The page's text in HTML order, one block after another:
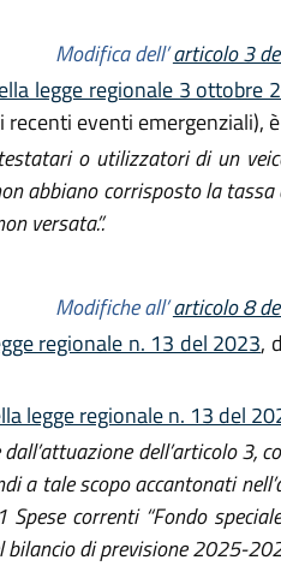
Modifica dell’articolo 3
legge regionale 3 ottobre
eventi emergenziali),
o utilizzatori di un
abbiano corrisposto la
versata.”.
Modifiche all’articolo 8
regionale n. 13 del 2023,
legge regionale n. 13 del
dell’articolo 3,
a tale scopo accantonati
correnti “Fondo
di previsione 2025-